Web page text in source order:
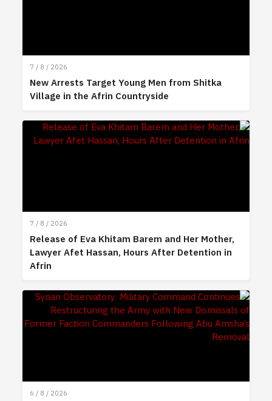
7 / 8 / 2026
New Arrests Target Young Men from Shitka
Village in the Afrin Countryside
7 / 8 / 2026
Release of Eva Khitam Barem and Her Mother,
Lawyer Afet Hassan, Hours After Detention in
Afrin
6 / 8 / 2026